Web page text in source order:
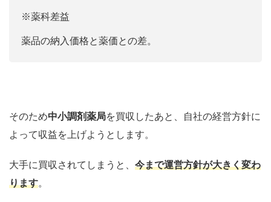
※薬科差益
薬品の納入価格と薬価との差。
そのため中小調剤薬局を買収したあと、自社の経営方針に
よって収益を上げようとします。
大手に買収されてしまうと、 今まで運営方針が大きく変わ
ります。